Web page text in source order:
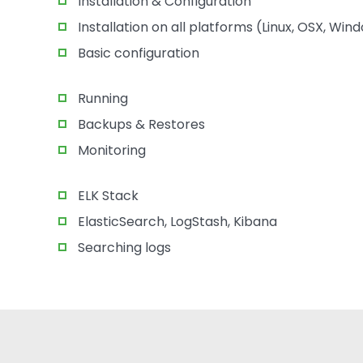
Installation on all platforms (Linux, OSX,
Basic configuration
Running
Backups & Restores
Monitoring
ELK Stack
ElasticSearch, LogStash, Kibana
Searching logs